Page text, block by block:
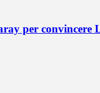
per convincere